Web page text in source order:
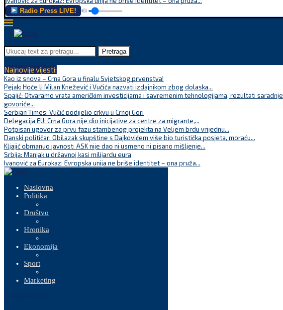
Radio Press LIVE!
Pretraga
Najnovije vijesti:
Kao iz snova – Crna Gora u finalu Svjetskog prvenstva!
Pejak: Hoće li Milan Knežević i Vučića nazvati izdajnikom zbog dolaska...
Spajić: Otvaramo vrata američkim investicijama i savremenim tehnologijama, rezultati saradnje
govoriće...
Serbian Times: Vučić podijelio crkvu u Crnoj Gori
Delegacija EU: Crna Gora nije dio inicijative za centre za migrante,...
Potpisan ugovor za prvu fazu stambenog projekta na Veljem brdu vrijednu...
Danski političar: Obilazak skupštine s Dajkovićem više bio turistička posjeta, moraću...
Kljajić obmanuo javnost: ASK nije dao ni usmeno ni pisano mišljenje...
Srbija: Manjak u državnoj kasi milijardu eura
Ivanović za Eurokaz: Evropska unija ne briše identitet – ona pruža...
Naslovna
Politika
Društvo
Hronika
Ekonomija
Sport
Marketing